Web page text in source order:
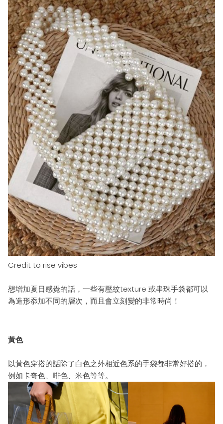
Credit to rise vibes
想增加夏日感覺的話， 一些有壓紋texture 或串珠手袋都可以
為造形忝加不同的層次 ，而且會立刻變的非常時尚！
黃色
以黃色穿搭的話除了白色之外相近色系的手袋都非常好搭的，
例如卡奇色、啡色、米色等等。